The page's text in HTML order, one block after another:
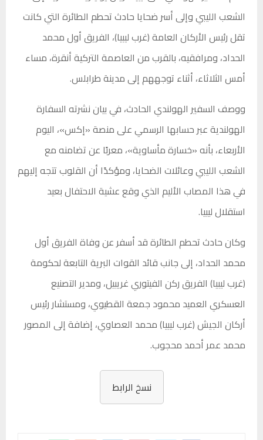
الشعب الليبي وإلى أسر ضحايا حادث تحطم الطائرة التي كانت
تقل رئيس الأركان العامة (غرب ليبيا)، الفريق أول محمد
الحداد، ومرافقيه، بالقرب من العاصمة التركية أنقرة، مساء
أمس الثلاثاء، أثناء توجههم إلى مدينة طرابلس.
ووصف السفير الهولندي الحادث، في بيان نشرته السفارة
الهولندية عبر حسابها الرسمي على منصة «إكس»، اليوم
الأربعاء، بأنه «خسارة مأساوية»، معربًا عن تضامنه مع
الشعب الليبي وعائلات الضحايا، ومؤكدًا أن القلوب تتجه إليهم
في هذا المصاب الأليم الذي وقع عشية الاحتفال بعيد
استقلال ليبيا.
وكان حادث تحطم الطائرة قد أسفر عن وفاة الفريق أول
محمد الحداد، إلى جانب قائد القوات البرية التابعة لحكومة
(غرب ليبيا) الفريق ركن الفيتوري غريبيل، ومدير التصنيع
العسكري العميد محمود جمعة القطيوي، ومستشار رئيس
أركان الجيش (غرب ليبيا) محمد العصاوي، إضافة إلى المصور
محمد عمر أحمد محجوب.
نسخ الرابط